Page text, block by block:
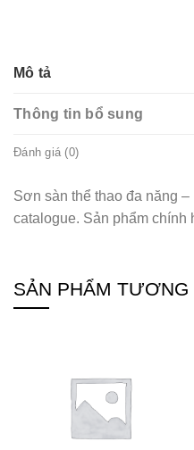
Mô tả
Thông tin bổ sung
Đánh giá (0)
Sơn sàn thể thao đa năng
catalogue. Sản phẩm chính
SẢN PHẨM TƯƠNG